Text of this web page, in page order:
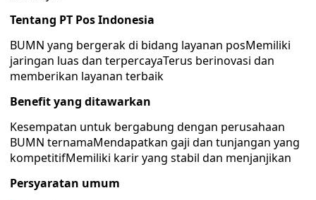
Tentang PT Pos Indonesia
BUMN yang bergerak di bidang layanan posMemiliki
jaringan luas dan terpercayaTerus berinovasi dan
memberikan layanan terbaik
Benefit yang ditawarkan
Kesempatan untuk bergabung dengan perusahaan
BUMN ternamaMendapatkan gaji dan tunjangan yang
kompetitifMemiliki karir yang stabil dan menjanjikan
Persyaratan umum